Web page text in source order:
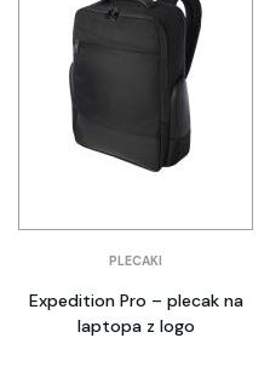
PLECAKI
Expedition Pro – plecak na
laptopa z logo